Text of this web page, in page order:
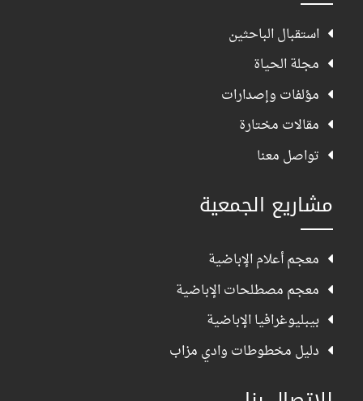
استقبال الباحثين
مجلة الحياة
مؤلفات وإصدارات
مقالات مختارة
تواصل معنا
مشاريع الجمعية
معجم أعلام الإباضية
معجم مصطلحات الإباضية
بيبليوغرافيا الإباضية
دليل مخطوطات وادي مزاب